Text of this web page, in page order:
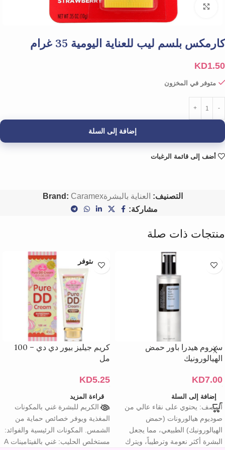
Click to enlarge
كارمكس بلسم ليب للعناية اليومية 35 غرام
KD1.50
متوفر في المخزون
إضافة إلى السلة
أضف إلى قائمة الرغبات
التصنيف: العناية بالبشرة Brand: Caramex
مشاركة:
منتجات ذات صلة
سيروم هيدرا باور حمض
الهيالورونيك
KD7.00
إضافة إلى السلة
الوصف: يحتوي على نقاء عالي من
صوديوم هيالورونات (حمض
الهيالورونيك) الطبيعي، مما يجعل
البشرة أكثر نعومة وترطيباً، ويترك
غير متوفر
كريم جيليز بيور دي دي – 100
مل
KD5.25
قراءة المزيد
هذا الكريم للبشرة غني بالمكونات
المغذية ويوفر خصائص حماية من
الشمس. المكونات الرئيسية والفوائد:
مستخلص الحليب: غني بالفيتامينات A